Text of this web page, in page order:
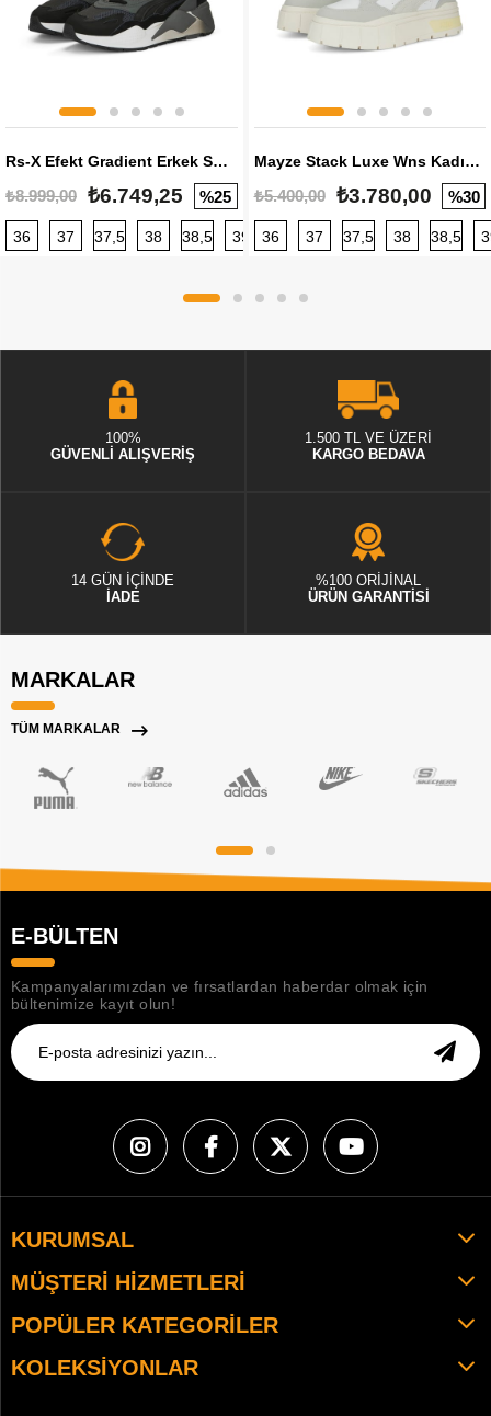
Rs-X Efekt Gradient Erkek Sneaker
₺8.999,00 ₺6.749,25 %25
36 37 37,5 38 38,5 39 40 40,5 41 42 42,5
Mayze Stack Luxe Wns Kadın Sneaker
₺5.400,00 ₺3.780,00 %30
36 37 37,5 38 38,5
100%
GÜVENLİ ALIŞVERİŞ
1.500 TL VE ÜZERİ
KARGO BEDAVA
14 GÜN İÇİNDE
İADE
%100 ORİJİNAL
ÜRÜN GARANTİSİ
MARKALAR
TÜM MARKALAR
E-BÜLTEN
Kampanyalarımızdan ve fırsatlardan haberdar olmak için
bültenimize kayıt olun!
KURUMSAL
MÜŞTERI HIZMETLERI
POPÜLER KATEGORILER
KOLEKSIYONLAR